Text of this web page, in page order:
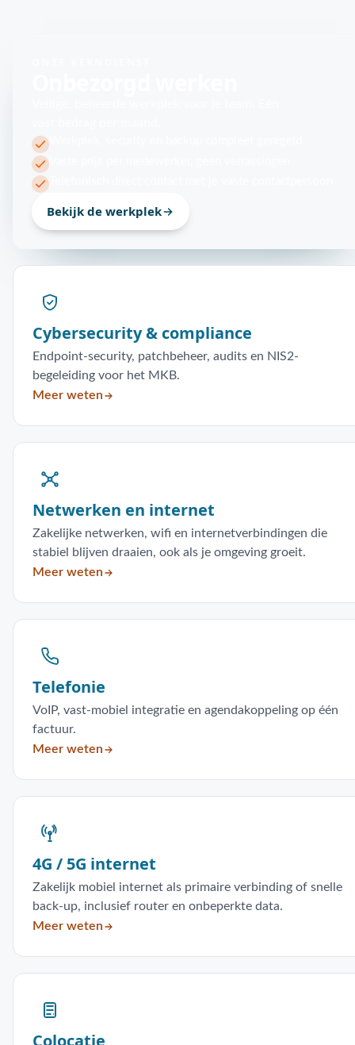
Bekijk de werkplek
Cybersecurity & compliance
Endpoint-security, patchbeheer, audits en NIS2-
begeleiding voor het MKB.
Meer weten
Netwerken en internet
Zakelijke netwerken, wifi en internetverbindingen die
stabiel blijven draaien, ook als je omgeving groeit.
Meer weten
Telefonie
VoIP, vast-mobiel integratie en agendakoppeling op één
factuur.
Meer weten
4G / 5G internet
Zakelijk mobiel internet als primaire verbinding of snelle
back-up, inclusief router en onbeperkte data.
Meer weten